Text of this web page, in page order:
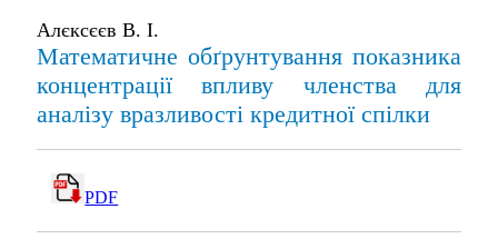
Алєксєєв В. І.
Математичне обґрунтування показника
концентрації впливу членства для
аналізу вразливості кредитної спілки
PDF